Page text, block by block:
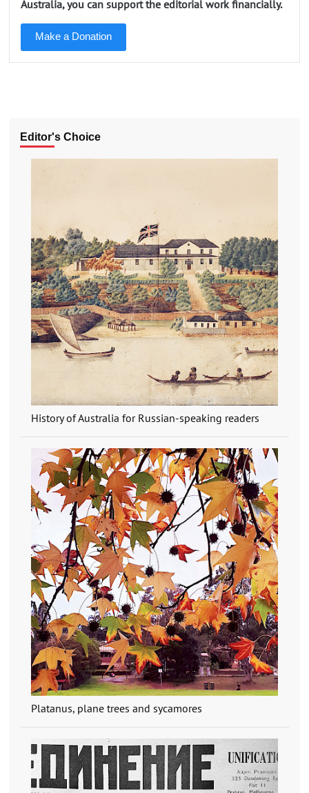
Australia, you can support the editorial work financially.
Make a Donation
Editor's Choice
History of Australia for Russian-speaking readers
Platanus, plane trees and sycamores